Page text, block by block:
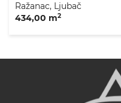
Ražanac, Ljubač
434,00 m2